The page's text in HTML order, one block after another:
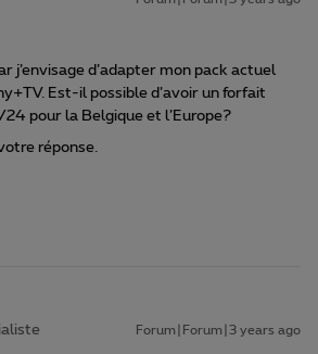
j’envisage d’adapter mon pack actuel
Est-il possible d’avoir un forfait
pour la Belgique et l’Europe?
réponse.
Forum|Forum|3 years ago